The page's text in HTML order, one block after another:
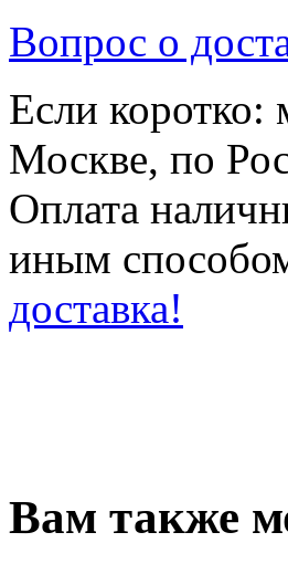
Вопрос о
Если коротко:
Москве, по
Оплата
иным
доставка!
Вам также